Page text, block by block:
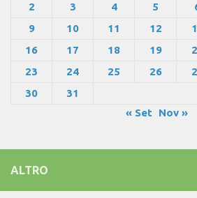
2
3 4 5
9
10 11 12
16
17 18 19
23
24 25 26
30
31
« Set
Nov »
ALTRO